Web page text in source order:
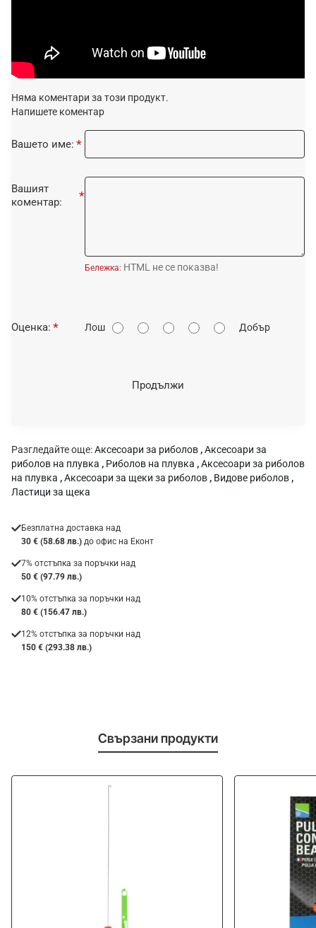
Няма коментари за този продукт.
Напишете коментар
Вашето име:
Вашият
коментар:
Бележка: HTML не се показва!
О
Оценка: Лош Добър
Продължи
Разгледайте още:Аксесоари за риболов ,Аксесоари за
риболов на плувка , Риболов на плувка ,Аксесоари за риболов
на плувка ,Аксесоари за щеки за риболов , Видове риболов ,
Ластици за щека
Безплатна доставка над
30 € (58.68 лв.) до офис на Еконт
7% отстъпка за поръчки над
50 € (97.79 лв.)
10% отстъпка за поръчки над
80 € (156.47 лв.)
12% отстъпка за поръчки над
150 € (293.38 лв.)
Свързани продукти